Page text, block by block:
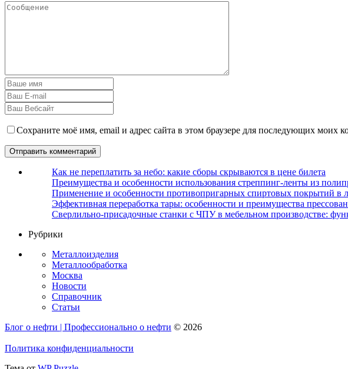
Сохраните моё имя, email и адрес сайта в этом браузере для последующих моих
Как не переплатить за небо: какие сборы скрываются в цене билета
Преимущества и особенности использования стреппинг-ленты из
Применение и особенности противопригарных спиртовых покрытий в
Эффективная переработка тары: особенности и преимущества
Сверлильно-присадочные станки с ЧПУ в мебельном производстве:
Рубрики
Металлоизделия
Металлообработка
Москва
Новости
Справочник
Статьи
Блог о нефти | Профессионально о нефти © 2026
Политика конфиденциальности